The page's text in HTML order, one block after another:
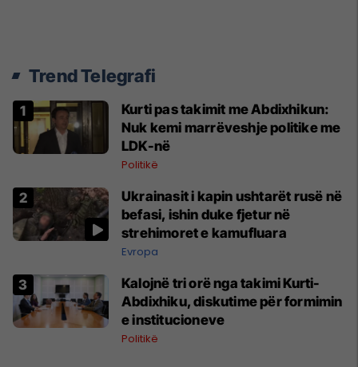
Trend Telegrafi
Kurti pas takimit me Abdixhikun:
Nuk kemi marrëveshje politike me
LDK-në
Politikë
Ukrainasit i kapin ushtarët rusë në
befasi, ishin duke fjetur në
strehimoret e kamufluara
Evropa
Kalojnë tri orë nga takimi Kurti-
Abdixhiku, diskutime për formimin
e institucioneve
Politikë